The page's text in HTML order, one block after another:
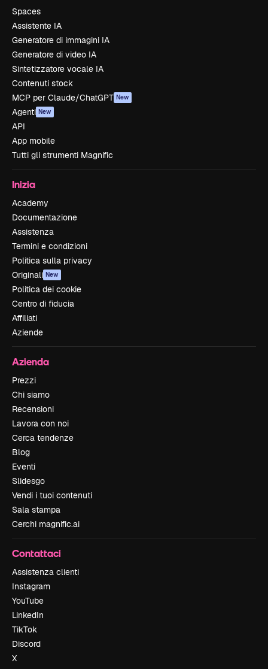
Spaces
Assistente IA
Generatore di immagini IA
Generatore di video IA
Sintetizzatore vocale IA
Contenuti stock
MCP per Claude/ChatGPT New
Agenti New
API
App mobile
Tutti gli strumenti Magnific
Inizia
Academy
Documentazione
Assistenza
Termini e condizioni
Politica sulla privacy
Originali New
Politica dei cookie
Centro di fiducia
Affiliati
Aziende
Azienda
Prezzi
Chi siamo
Recensioni
Lavora con noi
Cerca tendenze
Blog
Eventi
Slidesgo
Vendi i tuoi contenuti
Sala stampa
Cerchi magnific.ai
Contattaci
Assistenza clienti
Instagram
YouTube
LinkedIn
TikTok
Discord
X